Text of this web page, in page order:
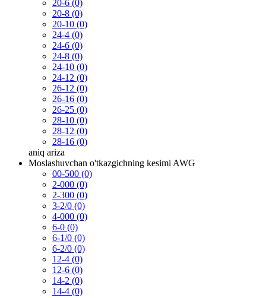
20-6 (0)
20-8 (0)
20-10 (0)
24-4 (0)
24-6 (0)
24-8 (0)
24-10 (0)
24-12 (0)
26-12 (0)
26-16 (0)
26-25 (0)
28-10 (0)
28-12 (0)
28-16 (0)
aniq ariza
Moslashuvchan o'tkazgichning kesimi AWG
00-500 (0)
2-000 (0)
2-300 (0)
3-2/0 (0)
4-000 (0)
6-0 (0)
6-1/0 (0)
6-2/0 (0)
12-4 (0)
12-6 (0)
14-2 (0)
14-4 (0)